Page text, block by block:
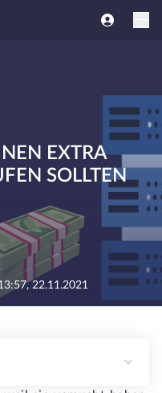
EXTRA
SOLLTEN
22.11.2021